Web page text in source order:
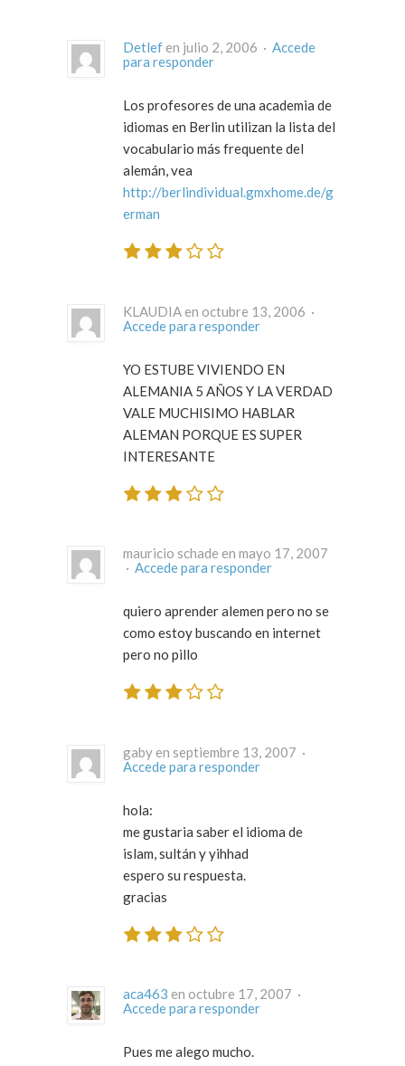
Detlef en julio 2, 2006 · Accede
para responder
Los profesores de una academia de
idiomas en Berlin utilizan la lista del
vocabulario más frequente del
alemán, vea
http://berlindividual.gmxhome.de/g
erman
KLAUDIA en octubre 13, 2006 ·
Accede para responder
YO ESTUBE VIVIENDO EN
ALEMANIA 5 AÑOS Y LA VERDAD
VALE MUCHISIMO HABLAR
ALEMAN PORQUE ES SUPER
INTERESANTE
mauricio schade en mayo 17, 2007
· Accede para responder
quiero aprender alemen pero no se
como estoy buscando en internet
pero no pillo
gaby en septiembre 13, 2007 ·
Accede para responder
hola:
me gustaria saber el idioma de
islam, sultán y yihhad
espero su respuesta.
gracias
aca463
en octubre 17, 2007 ·
Accede para responder
Pues me alego mucho.